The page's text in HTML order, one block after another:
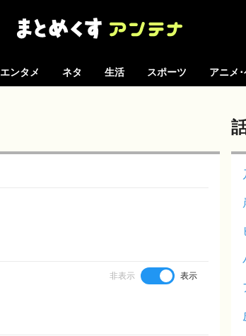
エンタメ ネタ 生活 スポーツ アニメ
非表示 表示